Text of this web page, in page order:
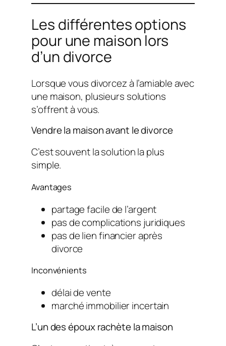
Les différentes options
pour une maison lors
d’un divorce
Lorsque vous divorcez à l’amiable avec
une maison, plusieurs solutions
s’offrent à vous.
Vendre la maison avant le divorce
C’est souvent la solution la plus
simple.
Avantages
partage facile de l’argent
pas de complications juridiques
pas de lien financier après
divorce
Inconvénients
délai de vente
marché immobilier incertain
L’un des époux rachète la maison